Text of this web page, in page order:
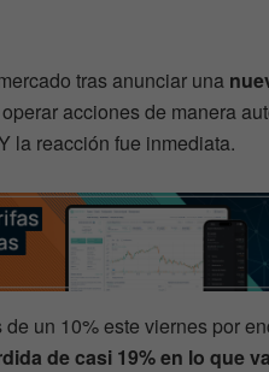
tras anunciar una
acciones de manera
la reacción fue inmediata.
un 10% este viernes por
de casi 19% en lo que